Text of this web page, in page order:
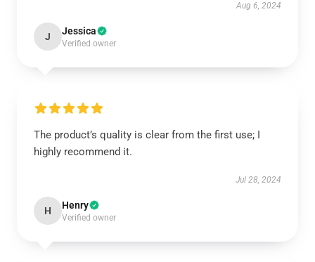
Aug 6, 2024
J Jessica
Verified owner
The product’s quality is clear from the first use; I
highly recommend it.
Jul 28, 2024
H Henry
Verified owner